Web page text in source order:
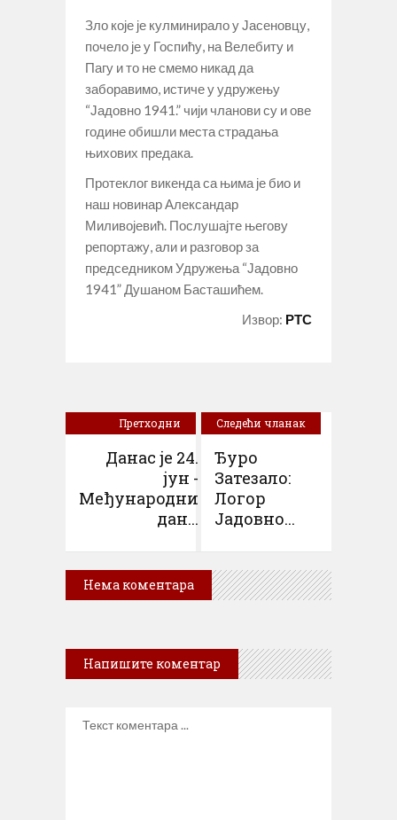
Зло које је кулминирало у Јасеновцу,
почело је у Госпићу, на Велебиту и
Пагу и то не смемо никад да
заборавимо, истиче у удружењу
“Јадовно 1941.” чији чланови су и ове
године обишли места страдања
њихових предака.
Протеклог викенда са њима је био и
наш новинар Александар
Миливојевић. Послушајте његову
репортажу, али и разговор за
председником Удружења “Јадовно
1941” Душаном Басташићем.
Извор: РТС
Претходни
Данас је 24.
јун -
Међународни
дан...
Следећи чланак
Ђуро
Затезало:
Логор
Јадовно...
Нема коментара
Напишите коментар